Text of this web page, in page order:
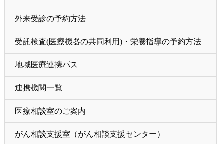
外来受診の予約方法
受託検査(医療機器の共同利用)・栄養指導の予約方法
地域医療連携パス
連携機関一覧
医療相談室のご案内
がん相談支援室（がん相談支援センター）